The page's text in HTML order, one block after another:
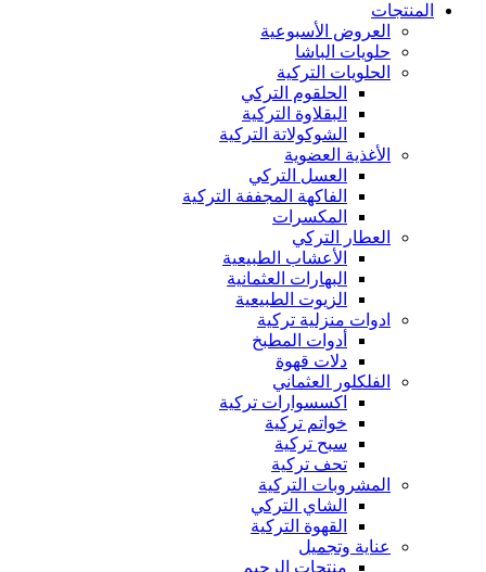
المنتجات
العروض الأسبوعية
حلويات الباشا
الحلويات التركية
الحلقوم التركي
البقلاوة التركية
الشوكولاتة التركية
الأغذية العضوية
العسل التركي
الفاكهة المجففة التركية
المكسرات
العطار التركي
الأعشاب الطبيعية
البهارات العثمانية
الزيوت الطبيعية
ادوات منزلية تركية
أدوات المطبخ
دلات قهوة
الفلكلور العثماني
اكسسوارات تركية
خواتم تركية
سبح تركية
تحف تركية
المشروبات التركية
الشاي التركي
القهوة التركية
عناية وتجميل
منتجات الرجيم